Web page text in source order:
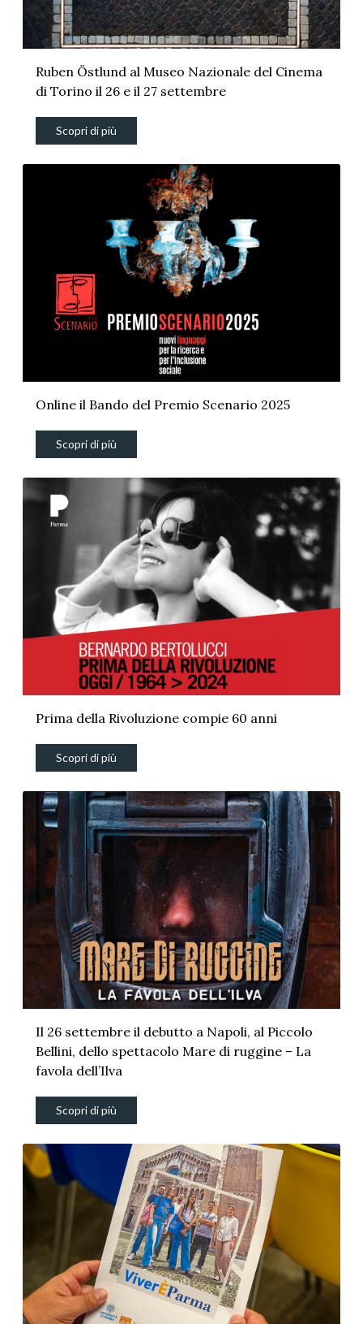
Ruben Östlund al Museo Nazionale del Cinema
di Torino il 26 e il 27 settembre
Scopri di più
Online il Bando del Premio Scenario 2025
Scopri di più
Prima della Rivoluzione compie 60 anni
Scopri di più
Il 26 settembre il debutto a Napoli, al Piccolo
Bellini, dello spettacolo Mare di ruggine – La
favola dell’Ilva
Scopri di più